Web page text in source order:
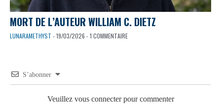
MORT DE L’AUTEUR WILLIAM C. DIETZ
LUNARAMETHYST - 19/03/2026 - 1 COMMENTAIRE
S’abonner
Veuillez vous connecter pour commenter